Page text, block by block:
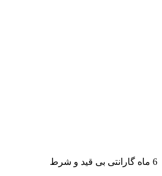
6 ماه گارانتی بی قید و شرط